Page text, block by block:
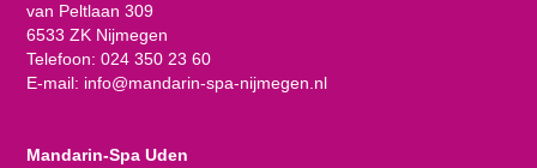
van Peltlaan 309
6533 ZK Nijmegen
Telefoon: 024 350 23 60
E-mail: info@mandarin-spa-nijmegen.nl
Mandarin-Spa Uden